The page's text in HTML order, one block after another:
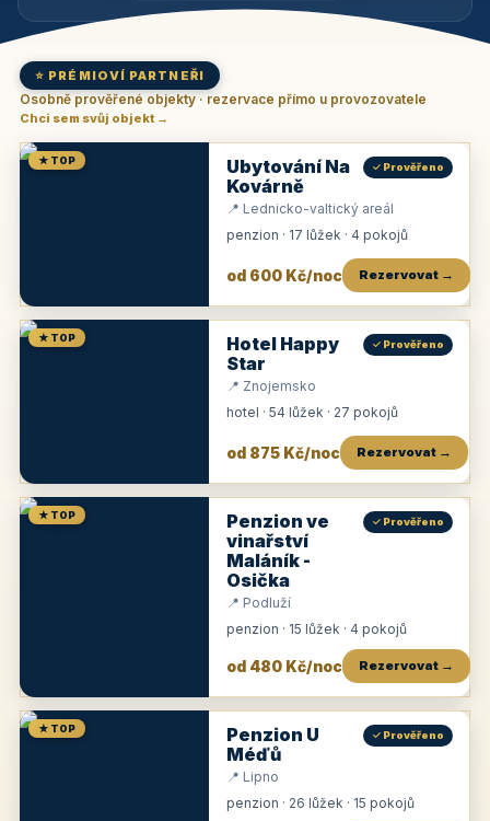
⭐ PRÉMIOVÍ PARTNEŘI
Osobně prověřené objekty · rezervace přímo u provozovatele
Chci sem svůj objekt →
★ TOP
Ubytování Na
Kovárně
✓ Prověřeno
📍 Lednicko-valtický areál
penzion · 17 lůžek · 4 pokojů
od 600 Kč/noc Rezervovat →
★ TOP
Hotel Happy
Star
✓ Prověřeno
📍 Znojemsko
hotel · 54 lůžek · 27 pokojů
od 875 Kč/noc Rezervovat →
★ TOP
Penzion ve
vinařství
Maláník -
Osička
✓ Prověřeno
📍 Podluží
penzion · 15 lůžek · 4 pokojů
od 480 Kč/noc Rezervovat →
★ TOP
Penzion U
Méďů
✓ Prověřeno
📍 Lipno
penzion · 26 lůžek · 15 pokojů